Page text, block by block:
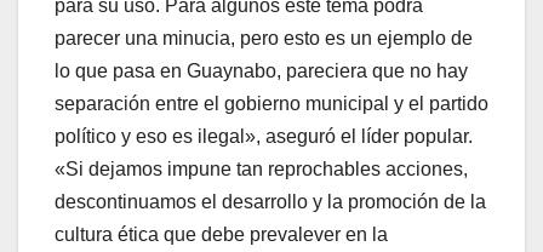
para su uso. Para algunos este tema podrá
parecer una minucia, pero esto es un ejemplo de
lo que pasa en Guaynabo, pareciera que no hay
separación entre el gobierno municipal y el partido
político y eso es ilegal», aseguró el líder popular.
«Si dejamos impune tan reprochables acciones,
descontinuamos el desarrollo y la promoción de la
cultura ética que debe prevalever en la